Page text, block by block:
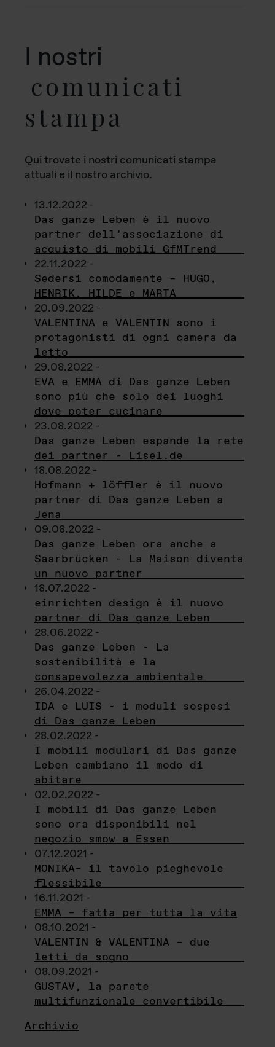
I nostri
comunicati
stampa
Qui trovate i nostri comunicati stampa
attuali e il nostro archivio.
13.12.2022 -
Das ganze Leben è il nuovo
partner dell’associazione di
acquisto di mobili GfMTrend
22.11.2022 -
Sedersi comodamente – HUGO,
HENRIK, HILDE e MARTA
20.09.2022 -
VALENTINA e VALENTIN sono i
protagonisti di ogni camera da
letto
29.08.2022 -
EVA e EMMA di Das ganze Leben
sono più che solo dei luoghi
dove poter cucinare
23.08.2022 -
Das ganze Leben espande la rete
dei partner - Lisel.de
18.08.2022 -
Hofmann + löffler è il nuovo
partner di Das ganze Leben a
Jena
09.08.2022 -
Das ganze Leben ora anche a
Saarbrücken - La Maison diventa
un nuovo partner
18.07.2022 -
einrichten design è il nuovo
partner di Das ganze Leben
28.06.2022 -
Das ganze Leben - La
sostenibilità e la
consapevolezza ambientale
26.04.2022 -
IDA e LUIS - i moduli sospesi
di Das ganze Leben
28.02.2022 -
I mobili modulari di Das ganze
Leben cambiano il modo di
abitare
02.02.2022 -
I mobili di Das ganze Leben
sono ora disponibili nel
negozio smow a Essen
07.12.2021 -
MONIKA– il tavolo pieghevole
flessibile
16.11.2021 -
EMMA – fatta per tutta la vita
08.10.2021 -
VALENTIN & VALENTINA – due
letti da sogno
08.09.2021 -
GUSTAV, la parete
multifunzionale convertibile
Archivio